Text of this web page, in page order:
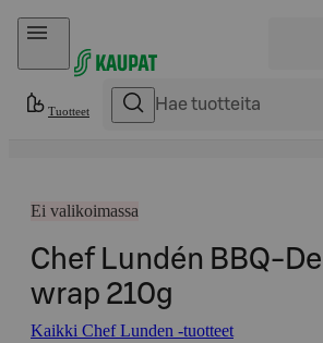
Hyppää sisältöön
Tuotteet
Ei valikoimassa
Chef Lundén BBQ-
wrap 210g
Kaikki Chef Lunden -tuotteet